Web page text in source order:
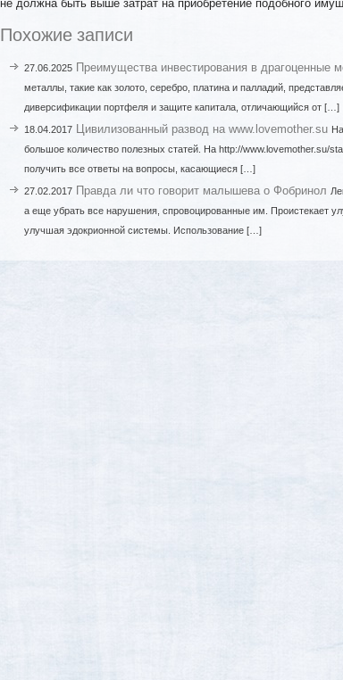
не должна быть выше затрат на приобретение подобного
Похожие записи
27.06.2025 Преимущества инвестирования в драгоценные
металлы, такие как золото, серебро, платина и палладий,
диверсификации портфеля и защите капитала, отличающийся от […]
18.04.2017 Цивилизованный развод на www.lovemother.su
большое количество полезных статей. На http://www.lovemother.su/
получить все ответы на вопросы, касающиеся […]
27.02.2017 Правда ли что говорит малышева о Фобринол
а еще убрать все нарушения, спровоцированные им. Проистекает
улучшая эдокрионной системы. Использование […]